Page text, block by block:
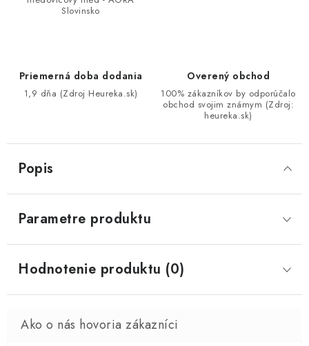
Slovinsko
Priemerná doba dodania
1,9 dňa (Zdroj Heureka.sk)
Overený obchod
100% zákazníkov by odporúčalo
obchod svojim známym (Zdroj:
heureka.sk)
Popis
Parametre produktu
Hodnotenie produktu (0)